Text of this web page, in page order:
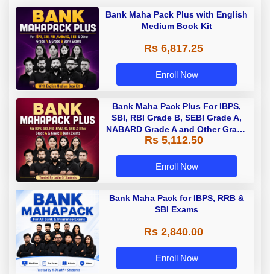
Bank Maha Pack Plus with English
Medium Book Kit
Rs 6,817.25
Enroll Now
Bank Maha Pack Plus For IBPS,
SBI, RBI Grade B, SEBI Grade A,
NABARD Grade A and Other Grade
A & Grade B Bank Exams
Rs 5,112.50
Enroll Now
Bank Maha Pack for IBPS, RRB &
SBI Exams
Rs 2,840.00
Enroll Now